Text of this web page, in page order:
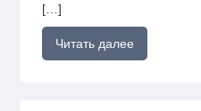
[…]
Читать далее